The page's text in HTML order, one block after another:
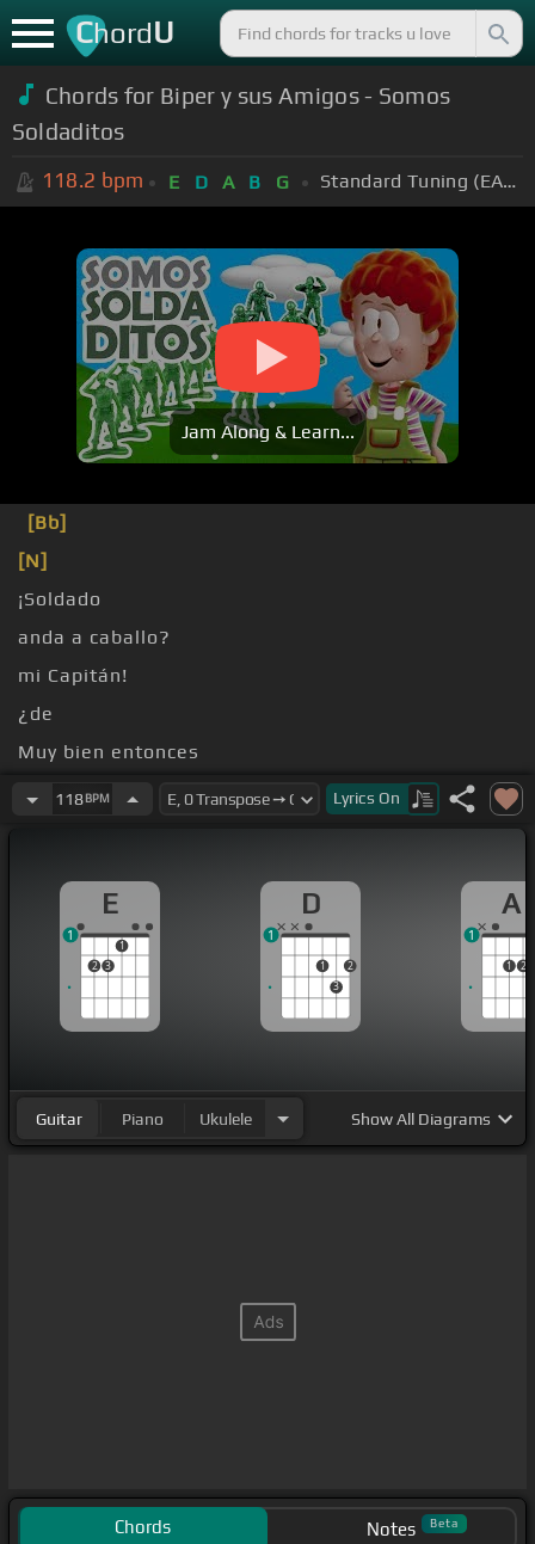
ChordU
Chords for Biper y sus Amigos - Somos
Soldaditos
118.2 bpm E D A B G Standard Tuning (EADGBE)
Jam Along & Learn...
[Bb]
[N]
¡Soldado
anda a caballo?
mi Capitán!
¿de
Muy bien entonces
[A]
118BPM Lyrics On
E
2 3
1
1
D
1
3
2
1
A
1 2
1
Guitar Piano Ukulele ShowAll Diagrams
Chords Notes Beta